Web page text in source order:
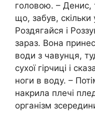
головою. – Денис,
що, забув, скільки
Роздягайся і
зараз. Вона
води з чавунця,
сухої гірчиці і
ноги в воду. –
накрила плечі
організм